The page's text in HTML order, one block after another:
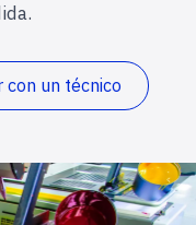
con un técnico